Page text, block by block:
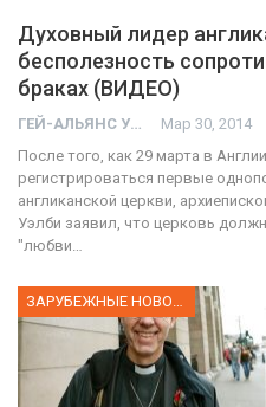
Духовный лидер
бесполезность
браках (ВИДЕО)
ГЕЙ-АЛЬЯНС УКРАИНА Мар 30, 2014
После того, как 29 марта в
регистрироваться первые
англиканской церкви,
Уэлби заявил, что церковь
"любви…
ЗАРУБЕЖНЫЕ НОВОСТИ